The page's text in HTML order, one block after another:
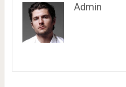
Admin